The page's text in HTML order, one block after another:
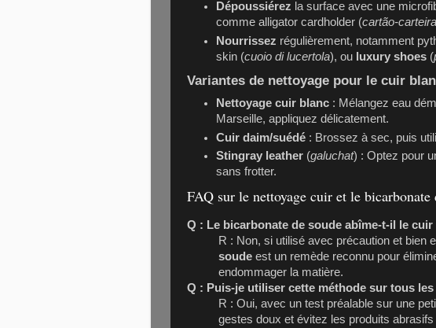
Dépoussiérez la surface avec une
comme alligator cardholder (cartão-
Nourrissez régulièrement, notamment
skin (cuoio di lucertola), ou luxury shoes (
Variantes de nettoyage pour le cuir
Nettoyage cuir blanc : Mélangez eau
Marseille, appliquez délicatement.
Cuir daim/suédé : Brossez à sec, puis
Stingray leather (galuchat) : Optez pour
sans frotter.
FAQ sur le nettoyage cuir et le bicarbonate
Q : Le bicarbonate de soude abîme-t-il le cuir
R : Non, si utilisé avec précaution et bien
soude est un remède reconnu pour
endommager la matière.
Q : Puis-je utiliser cette méthode sur tous
R : Oui, avec un test préalable sur une
gestes doux et évitez les produits